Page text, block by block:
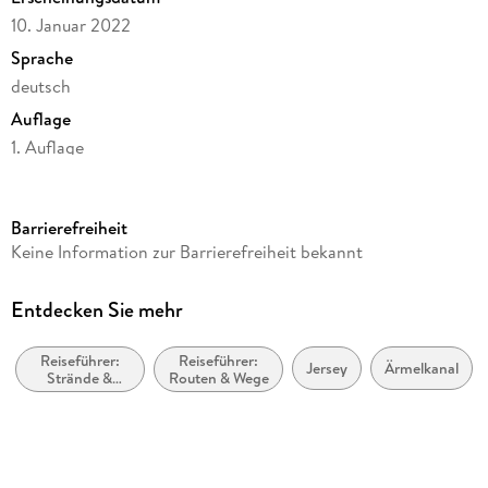
10. Januar 2022
Sprache
deutsch
Auflage
1. Auflage
Reihe
Autor/Autorin
Verlag/Hersteller
Reise Know-How Rump GmbH
Barrierefreiheit
Keine Information zur Barrierefreiheit bekannt
Entdecken Sie mehr
Reiseführer:
Strände &
Küstenareale
Reiseführer:
Routen & Wege
Jersey Ärmelkanal